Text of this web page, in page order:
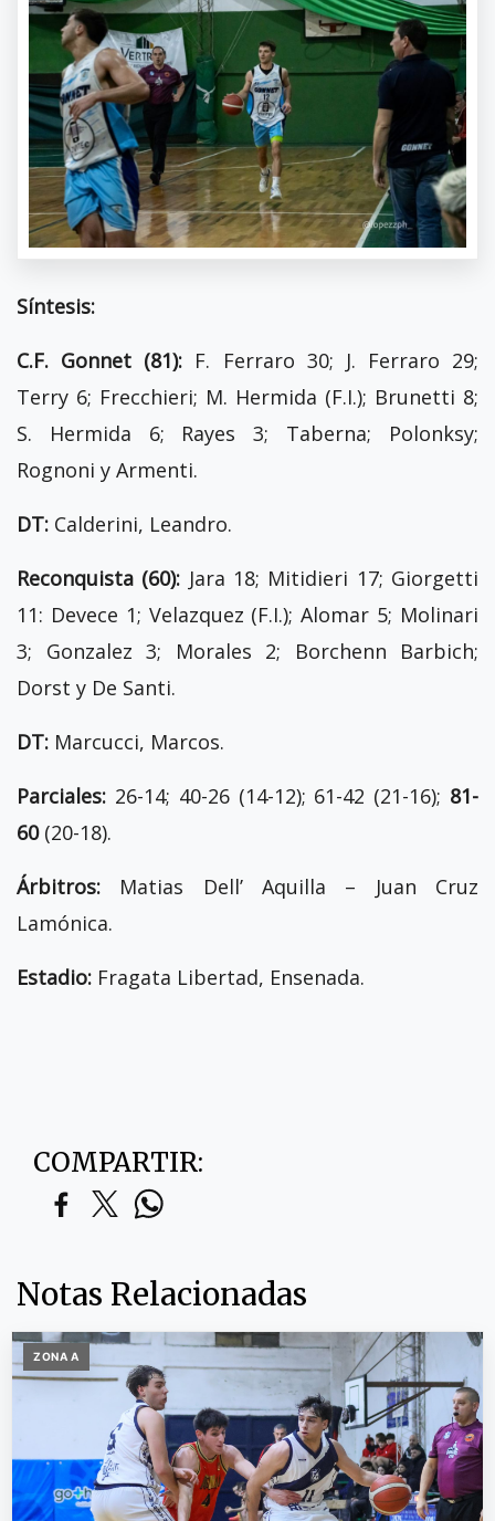
Síntesis:
C.F. Gonnet (81): F. Ferraro 30; J. Ferraro 29;
Terry 6; Frecchieri; M. Hermida (F.I.); Brunetti 8;
S. Hermida 6; Rayes 3; Taberna; Polonksy;
Rognoni y Armenti.
DT: Calderini, Leandro.
Reconquista (60): Jara 18; Mitidieri 17; Giorgetti
11: Devece 1; Velazquez (F.I.); Alomar 5; Molinari
3; Gonzalez 3; Morales 2; Borchenn Barbich;
Dorst y De Santi.
DT: Marcucci, Marcos.
Parciales: 26-14; 40-26 (14-12); 61-42 (21-16); 81-
60(20-18).
Árbitros: Matias Dell’ Aquilla – Juan Cruz
Lamónica.
Estadio: Fragata Libertad, Ensenada.
COMPARTIR:
Notas Relacionadas
ZONA A